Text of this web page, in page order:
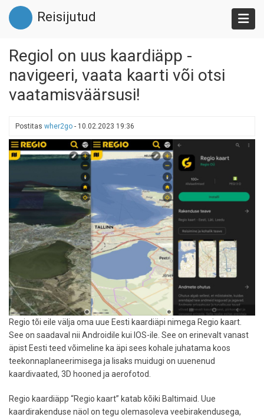
Liigu
edasi
põhisisu
Reisijutud
Regiol on uus kaardiäpp -
navigeeri, vaata kaarti või otsi
vaatamisväärsusi!
Postitas wher2go - 10.02.2023 19:36
Regio tõi eile välja oma uue Eesti kaardiäpi nimega Regio kaart.
See on saadaval nii Androidile kui IOS-ile. See on erinevalt vanast
äpist Eesti teed võimeline ka äpi sees kohale juhatama koos
teekonnaplaneerimisega ja lisaks muidugi on uuenenud
kaardivaated, 3D hooned ja aerofotod.
Regio kaardiäpp “Regio kaart” katab kõiki Baltimaid. Uue
kaardirakenduse näol on tegu olemasoleva veebirakendusega,